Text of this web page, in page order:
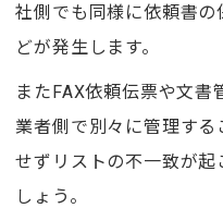
社側でも同様に依頼書
どが発生します。
またFAX依頼伝票や文
業者側で別々に管理す
せずリストの不一致が
しょう。